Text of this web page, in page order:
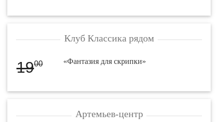
Клуб Классика рядом
1900 «Фантазия для скрипки»
Артемьев-центр